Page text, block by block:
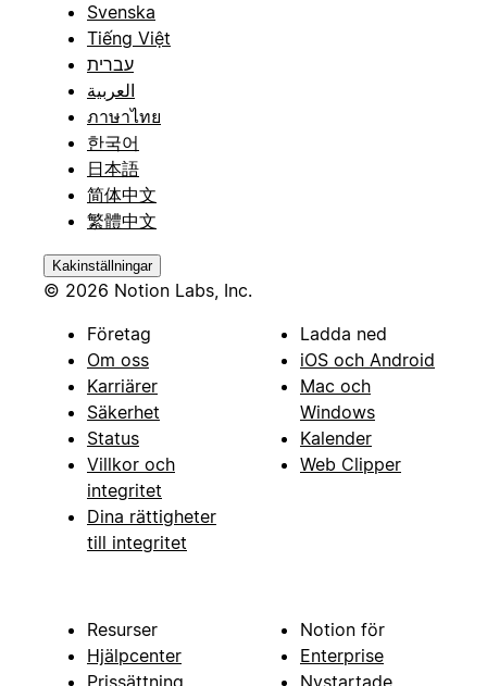
Svenska
Tiếng Việt
עברית
العربية
ภาษาไทย
한국어
日本語
简体中文
繁體中文
Kakinställningar
© 2026 Notion Labs, Inc.
Företag
Om oss
Karriärer
Säkerhet
Status
Villkor och
integritet
Dina rättigheter
till integritet
Ladda ned
iOS och Android
Mac och
Windows
Kalender
Web Clipper
Resurser
Hjälpcenter
Notion för
Enterprise